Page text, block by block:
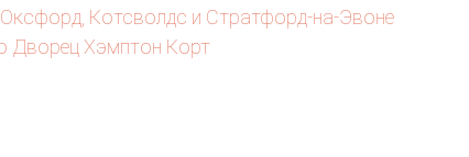
Котсволдс и Стратфорд-на-Эвоне
Дворец Хэмптон Корт